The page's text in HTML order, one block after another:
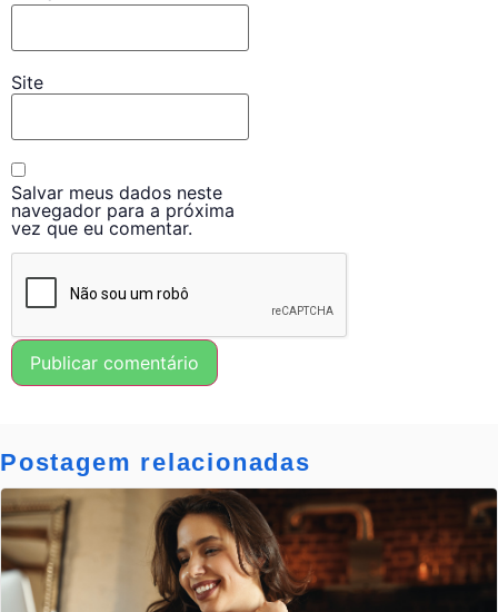
Site
Salvar meus dados neste
navegador para a próxima
vez que eu comentar.
Postagem relacionadas